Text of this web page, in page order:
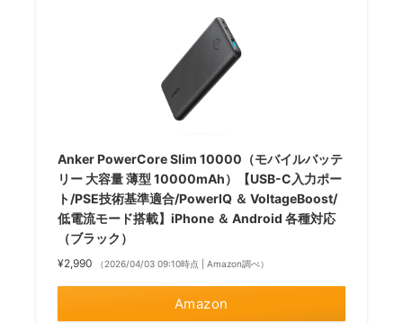
Anker PowerCore Slim 10000（モバイルバッテ
リー 大容量 薄型 10000mAh）【USB-C入力ポー
ト/PSE技術基準適合/PowerIQ ＆ VoltageBoost/
低電流モード搭載】iPhone ＆ Android 各種対応
（ブラック）
¥2,990 （2026/04/03 09:10時点 | Amazon調べ）
Amazon